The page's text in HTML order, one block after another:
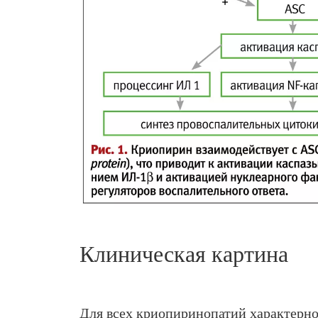
Клиническая картина
Для всех криопиринопатий